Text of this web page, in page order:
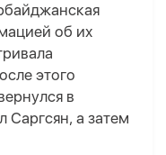
об их
этого
в
Саргсян, а затем